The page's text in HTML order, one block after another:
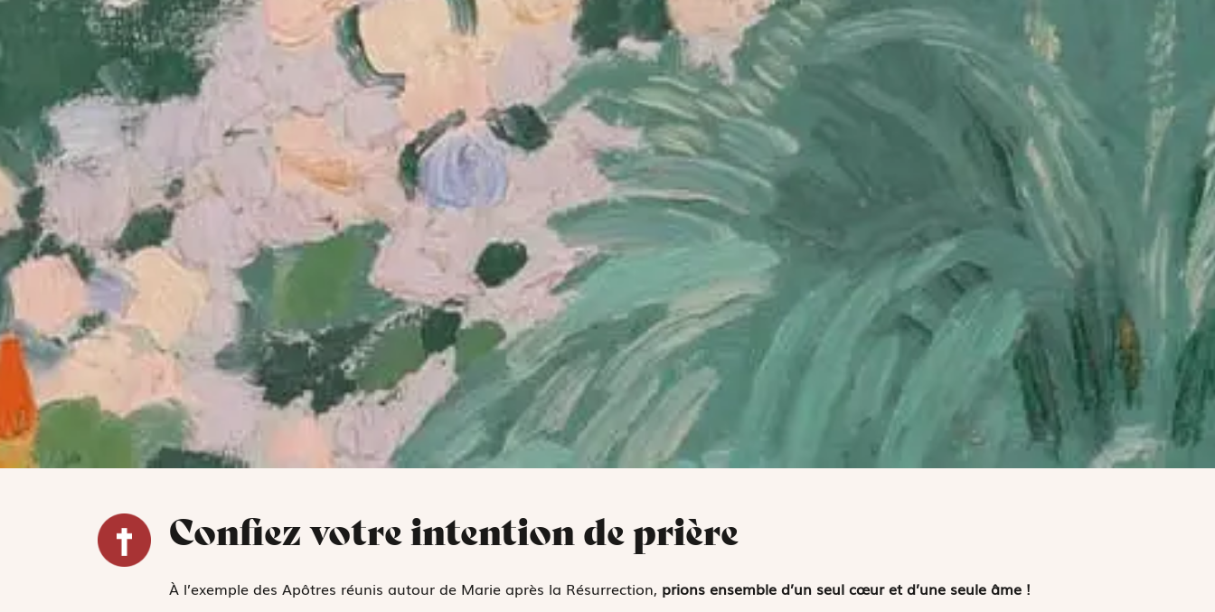
Confiez votre intention de prière
À l’exemple des Apôtres réunis autour de Marie après la Résurrection, prions ensemble d’un seul cœur et d’une seule âme !